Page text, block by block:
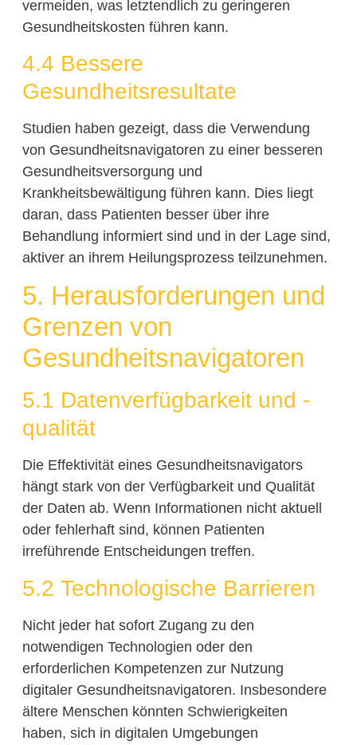
vermeiden, was letztendlich zu geringeren
Gesundheitskosten führen kann.
4.4 Bessere
Gesundheitsresultate
Studien haben gezeigt, dass die Verwendung
von Gesundheitsnavigatoren zu einer besseren
Gesundheitsversorgung und
Krankheitsbewältigung führen kann. Dies liegt
daran, dass Patienten besser über ihre
Behandlung informiert sind und in der Lage sind,
aktiver an ihrem Heilungsprozess teilzunehmen.
5. Herausforderungen und
Grenzen von
Gesundheitsnavigatoren
5.1 Datenverfügbarkeit und -
qualität
Die Effektivität eines Gesundheitsnavigators
hängt stark von der Verfügbarkeit und Qualität
der Daten ab. Wenn Informationen nicht aktuell
oder fehlerhaft sind, können Patienten
irreführende Entscheidungen treffen.
5.2 Technologische Barrieren
Nicht jeder hat sofort Zugang zu den
notwendigen Technologien oder den
erforderlichen Kompetenzen zur Nutzung
digitaler Gesundheitsnavigatoren. Insbesondere
ältere Menschen könnten Schwierigkeiten
haben, sich in digitalen Umgebungen